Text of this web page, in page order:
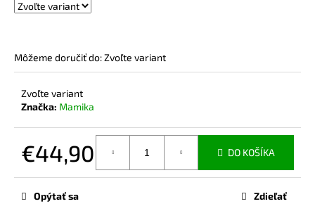
Môžeme doručiť do:Zvoľte variant
Zvoľte variant
Značka: Mamika
€44,90 DO KOŠÍKA
Opýtať sa Zdieľať
NA
€44,90